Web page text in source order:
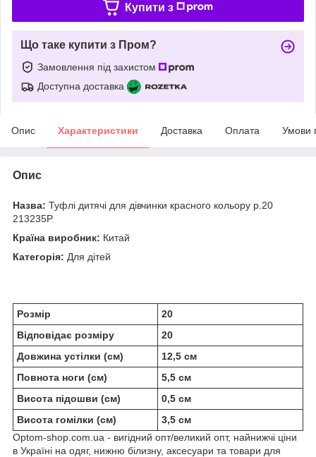
Купити з
Що таке купити з Пром?
Замовлення під захистом
Доступна доставка
Опис Характеристики Доставка Оплата Умови
Опис
Назва: Туфлі дитячі для дівчинки красного кольору р.20
213235P
Країна виробник: Китай
Категорія: Для дітей
Розмір
20
Відповідає розміру
20
Довжина устілки (см)
12,5 см
Повнота ноги (см)
5,5 см
Висота підошви (см)
0,5 см
Висота гомілки (см)
3,5 см
Optom-shop.com.ua - вигідний опт/великий опт, найнижчі ціни
в Україні на одяг, нижню білизну, аксесуари та товари для